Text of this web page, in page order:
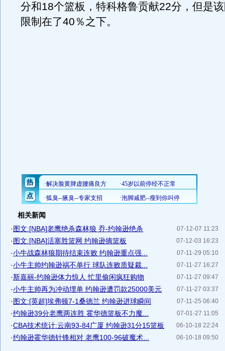
分和18个篮板，特科格鲁贡献22分，但是
限制在了40％之下。
相关新闻
07-12-07 11:23
·图文:[NBA]老鹰绝杀森林狼 乔-约翰逊绝杀
07-12-03 16:23
·图文:[NBA]活塞胜篮网 约翰逊摘篮板
07-11-29 05:10
·小牛战森林狼期待结束连败 约翰逊重点强...
07-11-27 16:27
·小牛主帅约翰逊祸不单行 球队连败质疑裁...
07-11-27 09:47
·斯嘉丽-约翰逊体力惊人 忙里偷闲疯狂购物
07-11-27 03:37
·小牛主帅再为冲动埋单 约翰逊遭罚款25000美元
07-11-25 06:40
·图文:[英超]埃弗顿7-1桑德兰 约翰逊进球瞬间
07-01-27 11:05
·约翰逊39分老鹰两连胜 霍华德篮板不力魔...
06-10-18 22:24
·CBA技术统计:云南93-84广厦 约翰逊31分15篮板
06-10-18 09:50
·约翰逊霍华德针锋相对 老鹰100-96破魔术...